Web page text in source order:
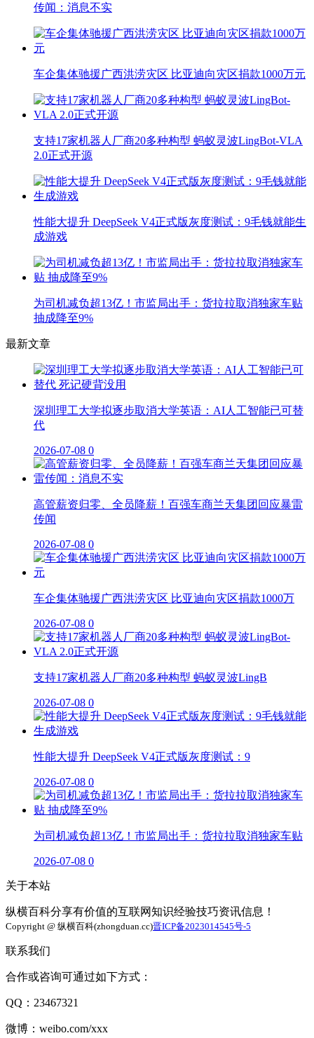
传闻：消息不实
车企集体驰援广西洪涝灾区 比亚迪向灾区捐款1000万元
支持17家机器人厂商20多种构型 蚂蚁灵波LingBot-VLA
2.0正式开源
性能大提升 DeepSeek V4正式版灰度测试：9毛钱就能生
成游戏
为司机减负超13亿！市监局出手：货拉拉取消独家车贴
抽成降至9%
最新文章
深圳理工大学拟逐步取消大学英语：AI人工智能已可替
代
2026-07-08 0
高管薪资归零、全员降薪！百强车商兰天集团回应暴雷
传闻
2026-07-08 0
车企集体驰援广西洪涝灾区 比亚迪向灾区捐款1000万
2026-07-08 0
支持17家机器人厂商20多种构型 蚂蚁灵波LingB
2026-07-08 0
性能大提升 DeepSeek V4正式版灰度测试：9
2026-07-08 0
为司机减负超13亿！市监局出手：货拉拉取消独家车贴
2026-07-08 0
关于本站
纵横百科分享有价值的互联网知识经验技巧资讯信息！
Copyright @ 纵横百科(zhongduan.cc)晋ICP备2023014545号-5
联系我们
合作或咨询可通过如下方式：
QQ：23467321
微博：weibo.com/xxx